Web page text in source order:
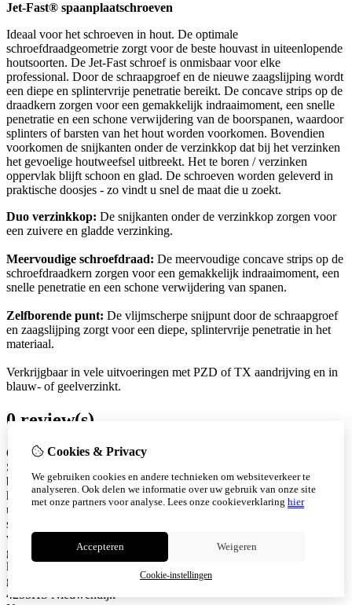
Jet-Fast® spaanplaatschroeven
Ideaal voor het schroeven in hout. De optimale
schroefdraadgeometrie zorgt voor de beste houvast in uiteenlopende
houtsoorten. De Jet-Fast schroef is onmisbaar voor elke
professional. Door de schraapgroef en de nieuwe zaagslijping wordt
een diepe en splintervrije penetratie bereikt. De concave strips op de
draadkern zorgen voor een gemakkelijk indraaimoment, een snelle
penetratie en een schone verwijdering van de boorspanen, waardoor
splinters of barsten van het hout worden voorkomen. Bovendien
voorkomen de snijkanten onder de verzinkkop dat bij het verzinken
het gevoelige houtweefsel uitbreekt. Het te boren / verzinken
oppervlak blijft schoon en glad. De schroeven worden geleverd in
praktische doosjes - zo vindt u snel de maat die u zoekt.
Duo verzinkkop: De snijkanten onder de verzinkkop zorgen voor
een zuivere en gladde verzinking.
Meervoudige schroefdraad: De meervoudige concave strips op de
schroefdraadkern zorgen voor een gemakkelijk indraaimoment, een
snelle penetratie en een schone verwijdering van spanen.
Zelfborende punt: De vlijmscherpe snijpunt door de schraapgroef
en zaagslijping zorgt voor een diepe, splintervrije penetratie in het
materiaal.
Verkrijgbaar in vele uitvoeringen met PZD of TX aandrijving en in
blauw- of geelverzinkt.
0 review(s)
Over Schroefwebshop.nl
Schroefwebshop.nl is jouw online specialist in (rvs) schroeven en
bevestigingsmaterialen. Wij leveren hoogwaardige producten voor
hout en bouwconstructies, met snelle levering, scherpe prijzen en
uitstekende service. Ons assortiment bestaat onder andere uit (rvs)
spaanplaatschroeven, vlonderschroeven, (rvs) tellerkopschroeven
voor hout, beton en gevel. Alle producten zijn zorgvuldig
geselecteerd en geschikt voor professioneel gebruik. Bij ons staat
kwaliteit en klanttevredenheid centraal. Snel geleverd. Eerlijk
geprijsd. Betrouwbaar bevestigd. KVK: 94053340 Snijderstraat 2a
4255HS Nieuwendijk
Cookies & Privacy
We gebruiken cookies en andere technieken om websiteverkeer te
analyseren. Ook delen we informatie over uw gebruik van onze site
met onze partners voor analyse. Lees onze cookieverklaring hier
Accepteren Weigeren
Cookie-instellingen